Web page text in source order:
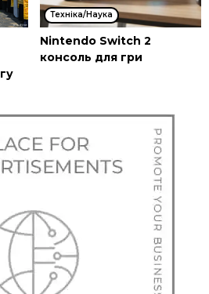
Техніка/Наука
Nintendo Switch 2
консоль для гри